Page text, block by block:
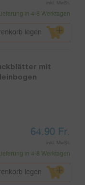
inkl. MwSt.
in 4-8 Werktagen
legen
mit
64.90 Fr.
inkl. MwSt.
in 4-8 Werktagen
legen